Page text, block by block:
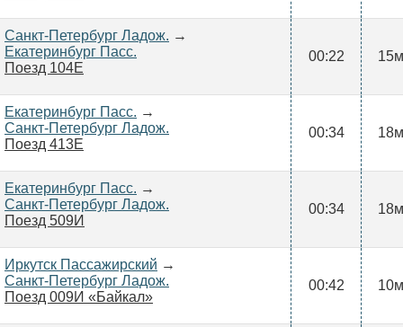
Санкт-Петербург Ладож. →
Екатеринбург Пасс.
Поезд 104Е
00:22 15м
Екатеринбург Пасс. →
Санкт-Петербург Ладож.
Поезд 413Е
00:34 18м
Екатеринбург Пасс. →
Санкт-Петербург Ладож.
Поезд 509И
00:34 18м
Иркутск Пассажирский →
Санкт-Петербург Ладож.
Поезд 009И «Байкал»
00:42 10м